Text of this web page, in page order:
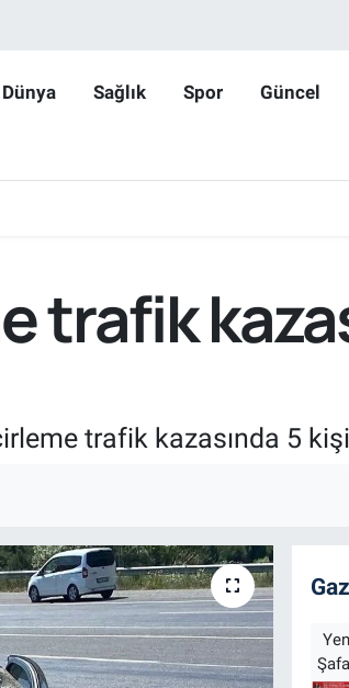
Dünya Sağlık Spor Güncel
trafik
trafik kazasında 5